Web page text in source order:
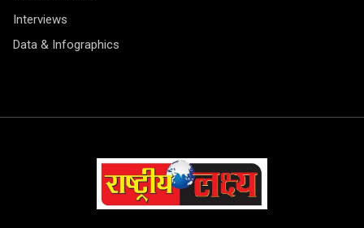
Interviews
Data & Infographics